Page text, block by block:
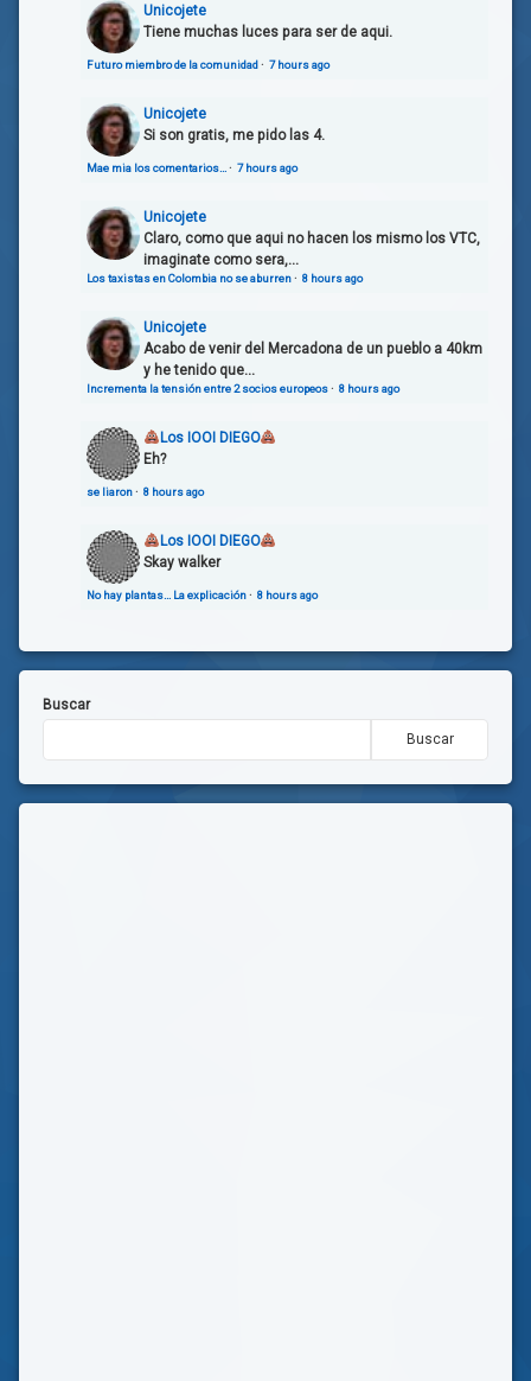
Unicojete
Tiene muchas luces para ser de aqui.
Futuro miembro de la comunidad· 7 hours ago
Unicojete
Si son gratis, me pido las 4.
Mae mia los comentarios… · 7 hours ago
Unicojete
Claro, como que aqui no hacen los mismo los VTC,
imaginate como sera,...
Los taxistas en Colombia no se aburren· 8 hours ago
Unicojete
Acabo de venir del Mercadona de un pueblo a 40km
y he tenido que...
Incrementa la tensión entre 2 socios europeos· 8 hours ago
Los IOOI DIEGO
Eh?
se liaron· 8 hours ago
Los IOOI DIEGO
Skay walker
No hay plantas… La explicación· 8 hours ago
Buscar
Buscar